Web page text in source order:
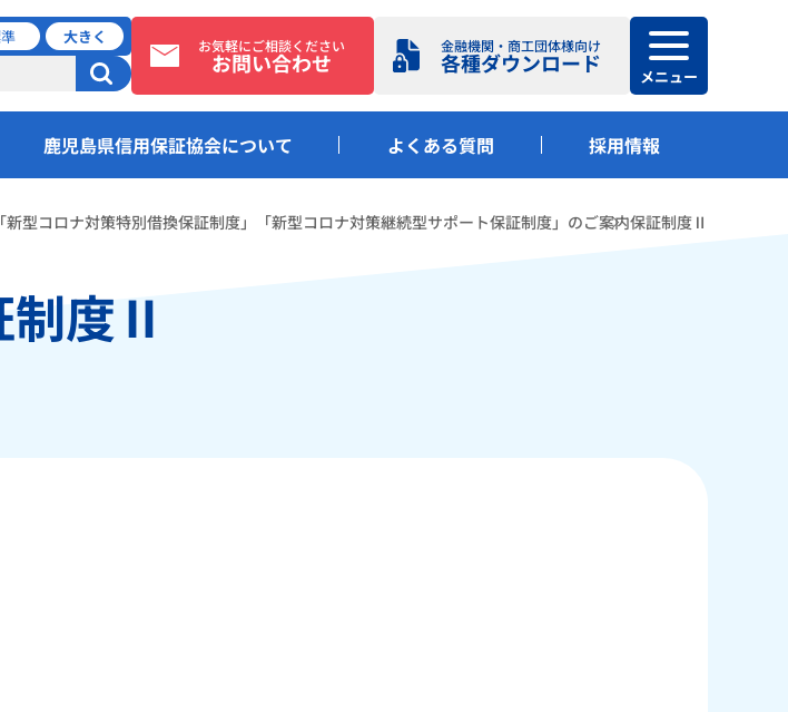
大きく お気軽にご相談ください
お問い合わせ
金融機関・商工団体様向け
各種ダウンロード メニュー
鹿児島県信用保証協会について よくある質問 採用情報
「新型コロナ対策特別借換保証制度」「新型コロナ対策継続型サポート保証制度」のご案内保証制度Ⅱ
制度Ⅱ